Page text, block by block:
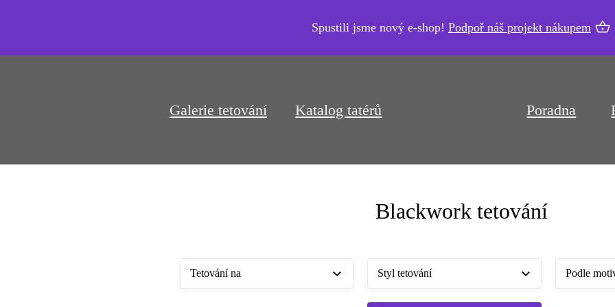
Spustili jsme nový e-shop! Podpoř náš projekt nákupem
Galerie tetování Katalog tatérů Poradna
Blackwork tetování
Tetování na Styl tetování Podle